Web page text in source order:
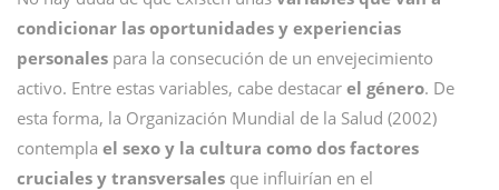
condicionar las oportunidades y experiencias
personales para la consecución de un envejecimiento
activo. Entre estas variables, cabe destacar el género. De
esta forma, la Organización Mundial de la Salud (2002)
contempla el sexo y la cultura como dos factores
cruciales y transversales que influirían en el